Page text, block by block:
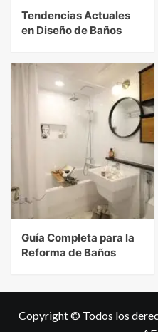
Tendencias Actuales
en Diseño de Baños
Guía Completa para la
Reforma de Baños
Copyright © Todos los